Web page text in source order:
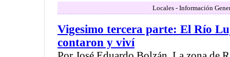
Locales - Información
Vigesimo tercera parte: El Río
contaron y viví